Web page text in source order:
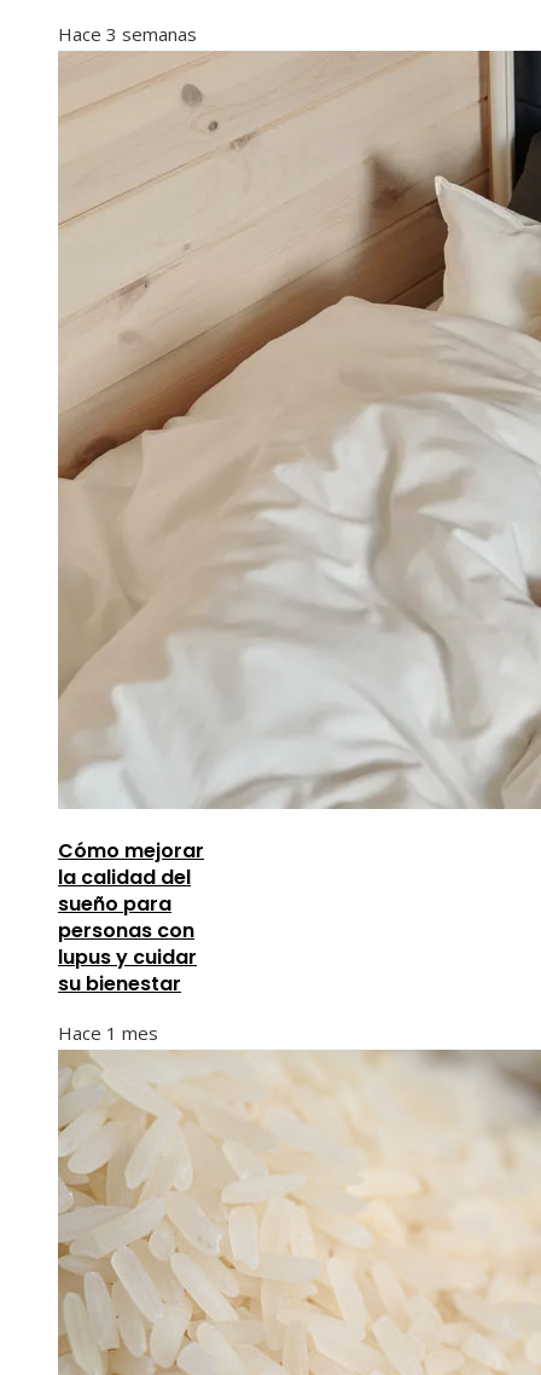
Hace 3 semanas
Cómo mejorar
la calidad del
sueño para
personas con
lupus y cuidar
su bienestar
Hace 1 mes